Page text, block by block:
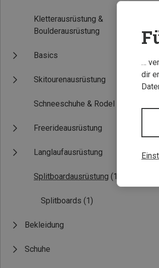
Kletterausrüstung &
Boulderausrüstung
Basics
Skitourenausrüstung
Schneeschuhe & Rodel
Freerideausrüstung
Langlaufausrüstung
Splitboardausrüstung (1)
Splitboards (1)
Bekleidung
Schuhe
…
dir